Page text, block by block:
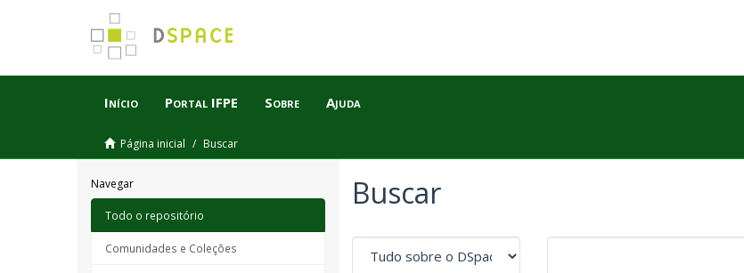
Início Portal IFPE Sobre Ajuda
Página inicial Buscar
Navegar
Todo o repositório
Comunidades e Coleções
Buscar